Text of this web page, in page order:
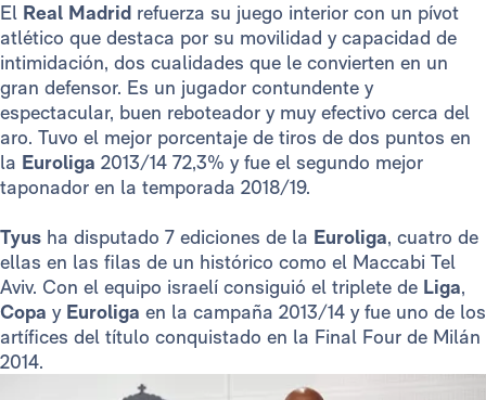
El Real Madrid refuerza su juego interior con un pívot
atlético que destaca por su movilidad y capacidad de
intimidación, dos cualidades que le convierten en un
gran defensor. Es un jugador contundente y
espectacular, buen reboteador y muy efectivo cerca del
aro. Tuvo el mejor porcentaje de tiros de dos puntos en
la Euroliga 2013/14 72,3% y fue el segundo mejor
taponador en la temporada 2018/19.
Tyus ha disputado 7 ediciones de la Euroliga, cuatro de
ellas en las filas de un histórico como el Maccabi Tel
Aviv. Con el equipo israelí consiguió el triplete de Liga,
Copa y Euroliga en la campaña 2013/14 y fue uno de los
artífices del título conquistado en la Final Four de Milán
2014.